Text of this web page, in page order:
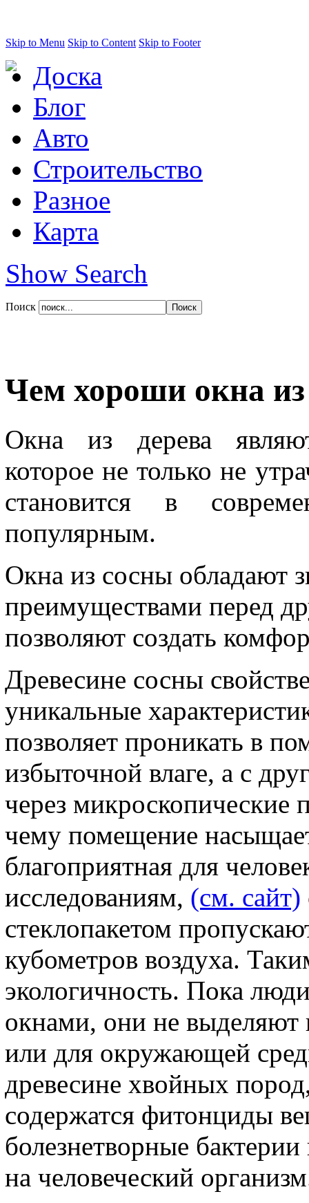
Skip to Menu Skip to Content Skip to Footer
Доска
Блог
Авто
Строительство
Разное
Карта
Show Search
Поиск
Чем хороши окна
Окна из дерева
которое не только не
становится в
популярным.
Окна из сосны обладают
преимуществами перед
позволяют создать
Древесине сосны
уникальные
позволяет проникать в
избыточной влаге, а с
через микроскопические
чему помещение
благоприятная для
исследованиям, (см. сайт)
стеклопакетом
кубометров воздуха.
экологичность. Пока
окнами, они не выделяют
или для окружающей
древесине хвойных
содержатся фитонциды
болезнетворные
на человеческий